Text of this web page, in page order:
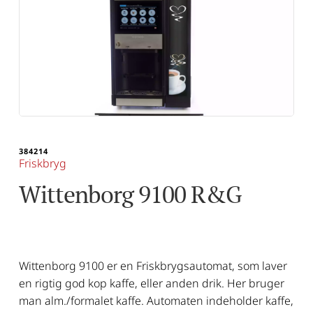
384214
Friskbryg
Wittenborg 9100 R&G
Wittenborg 9100 er en Friskbrygsautomat, som laver
en rigtig god kop kaffe, eller anden drik. Her bruger
man alm./formalet kaffe. Automaten indeholder kaffe,